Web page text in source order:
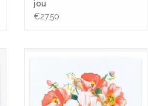
jou
€27,50
TOEVOEGEN AAN WINKELWAGEN